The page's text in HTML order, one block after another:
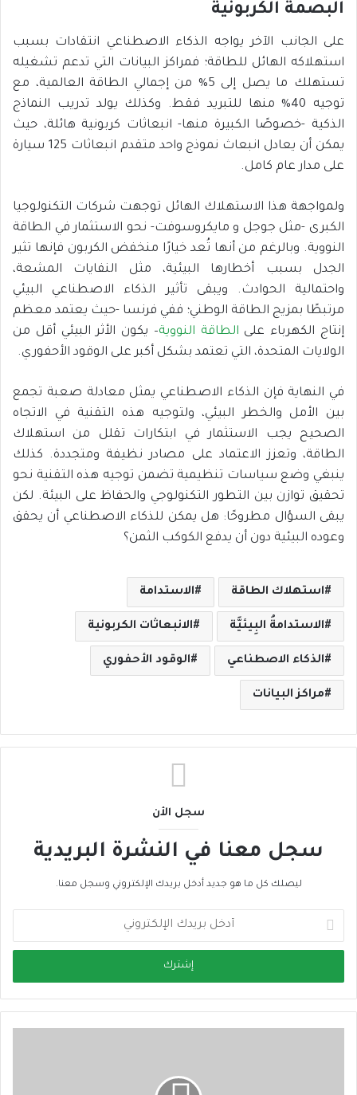
البصمة الكربونية
على الجانب الآخر يواجه الذكاء الاصطناعي انتقادات بسبب
استهلاكه الهائل للطاقة؛ فمراكز البيانات التي تدعم تشغيله
تستهلك ما يصل إلى 5% من إجمالي الطاقة العالمية، مع
توجيه 40% منها للتبريد فقط. وكذلك يولد تدريب النماذج
الذكية -خصوصًا الكبيرة منها- انبعاثات كربونية هائلة، حيث
يمكن أن يعادل انبعاث نموذج واحد متقدم انبعاثات 125 سيارة
على مدار عام كامل.
ولمواجهة هذا الاستهلاك الهائل توجهت شركات التكنولوجيا
الكبرى -مثل جوجل و مايكروسوفت- نحو الاستثمار في الطاقة
النووية. وبالرغم من أنها تُعد خيارًا منخفض الكربون فإنها تثير
الجدل بسبب أخطارها البيئية، مثل النفايات المشعة،
واحتمالية الحوادث. ويبقى تأثير الذكاء الاصطناعي البيئي
مرتبطًا بمزيج الطاقة الوطني؛ ففي فرنسا -حيث يعتمد معظم
إنتاج الكهرباء على الطاقة النووية– يكون الأثر البيئي أقل من
الولايات المتحدة، التي تعتمد بشكل أكبر على الوقود الأحفوري.
في النهاية فإن الذكاء الاصطناعي يمثل معادلة صعبة تجمع
بين الأمل والخطر البيئي، ولتوجيه هذه التقنية في الاتجاه
الصحيح يجب الاستثمار في ابتكارات تقلل من استهلاك
الطاقة، وتعزز الاعتماد على مصادر نظيفة ومتجددة. كذلك
ينبغي وضع سياسات تنظيمية تضمن توجيه هذه التقنية نحو
تحقيق توازن بين التطور التكنولوجي والحفاظ على البيئة. لكن
يبقى السؤال مطروحًا: هل يمكن للذكاء الاصطناعي أن يحقق
وعوده البيئية دون أن يدفع الكوكب الثمن؟
استهلاك الطاقة الاستدامة
الاستدامةُ البِيئيَّة الانبعاثات الكربونية
الذكاء الاصطناعي الوقود الأحفوري
مراكز البيانات
سجل الأن
سجل معنا في النشرة البريدية
ليصلك كل ما هو جديد أدخل بريدك الإلكتروني وسجل معنا.
خ
ب
ر